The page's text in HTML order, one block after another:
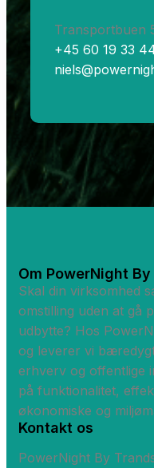
Transportbuen
+45 60 19 33
Om PowerNight
Skal din virksomhed
omstilling uden at gå
udbytte? Hos
og leverer vi
erhverv og offentlige
på funktionalitet,
økonomiske og
Kontakt os
PowerNight By